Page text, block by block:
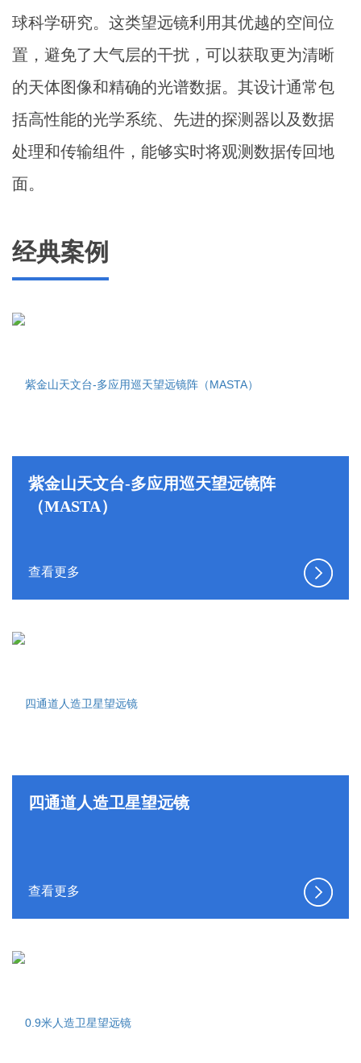
球科学研究。这类望远镜利用其优越的空间位
置，避免了大气层的干扰，可以获取更为清晰
的天体图像和精确的光谱数据。其设计通常包
括高性能的光学系统、先进的探测器以及数据
处理和传输组件，能够实时将观测数据传回地
面。
经典案例
紫金山天文台-多应用巡天望远镜阵
（MASTA）
查看更多
四通道人造卫星望远镜
查看更多